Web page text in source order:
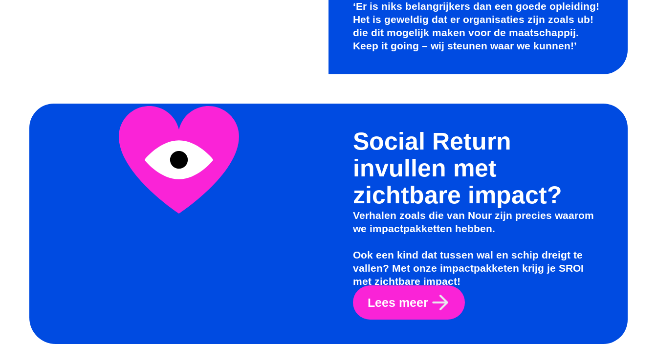
‘Er is niks belangrijkers dan een goede opleiding!
Het is geweldig dat er organisaties zijn zoals ub!
die dit mogelijk maken voor de maatschappij.
Keep it going – wij steunen waar we kunnen!’
Social Return
invullen met
zichtbare impact?
Verhalen zoals die van Nour zijn precies waarom
we impactpakketten hebben.
Ook een kind dat tussen wal en schip dreigt te
vallen? Met onze impactpakketen krijg je SROI
met zichtbare impact!
Lees meer